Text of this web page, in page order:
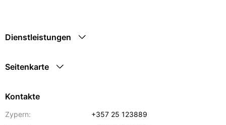
Dienstleistungen
Seitenkarte
Kontakte
Zypern:
+357 25 123889